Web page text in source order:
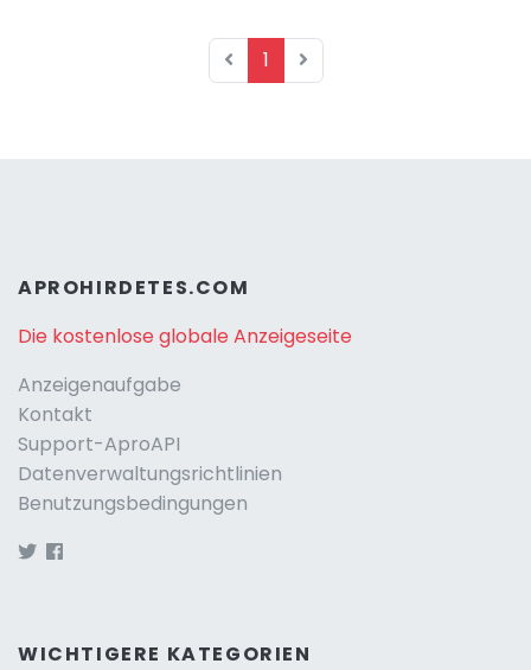
1
APROHIRDETES.COM
Die kostenlose globale Anzeigeseite
Anzeigenaufgabe
Kontakt
Support-AproAPI
Datenverwaltungsrichtlinien
Benutzungsbedingungen
WICHTIGERE KATEGORIEN